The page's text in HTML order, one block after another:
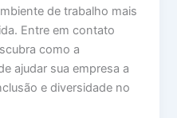
de trabalho mais
Entre em contato
como a
ajudar sua empresa a
e diversidade no